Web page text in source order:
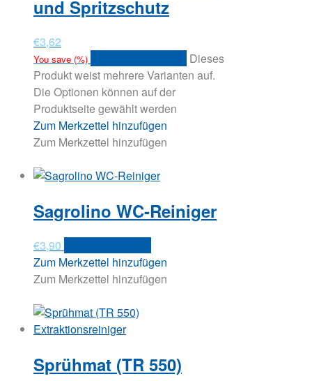
und Spritzschutz
€3,62
You save (%)
Dieses
Produkt weist mehrere Varianten auf.
Die Optionen können auf der
Produktseite gewählt werden
Zum Merkzettel hinzufügen
Zum Merkzettel hinzufügen
Sagrolino WC-Reiniger
€3,90
Zum Merkzettel hinzufügen
Zum Merkzettel hinzufügen
Sprühmat (TR 550)